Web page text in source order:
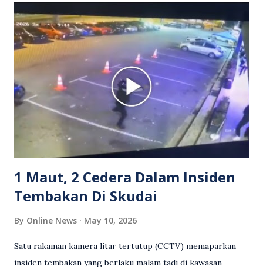
Grab bertindak mempertahankan wanita terbabit sebelum
berlaku pertikaman lidah antara kedua-dua pihak. Video
berkenaan kini tular di media sosial dan mendapat pelbagai
reaksi orang ramai. Antara komen orang awam yang tular di
media sosial mengenai insiden tersebut ialah ramai yang
meluahkan rasa marah terhadap tindakan lelaki berkenaan
serta memuji pemandu Grab kerana campur tangan.
Sebahagian netizen turut meminta pihak berkuasa
mengambil tindakan tegas, manakala ada yang bersimpati
terhadap wanita dipercayai menjadi mangs...
1 Maut, 2 Cedera Dalam Insiden
Tembakan Di Skudai
By Online News May 10, 2026
Satu rakaman kamera litar tertutup (CCTV) memaparkan
insiden tembakan yang berlaku malam tadi di kawasan